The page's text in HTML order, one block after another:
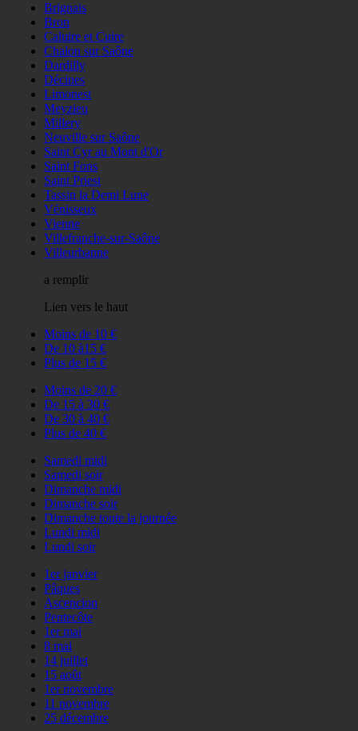
Brignais
Bron
Caluire et Cuire
Chalon sur Saône
Dardilly
Décines
Limonest
Meyzieu
Millery
Neuville sur Saône
Saint Cyr au Mont d'Or
Saint Fons
Saint Priest
Tassin la Demi Lune
Vénisseux
Vienne
Villefranche-sur-Saône
Villeurbanne
a remplir
Lien vers le haut
Moins de 10 €
De 10 à15 €
Plus de 15 €
Moins de 20 €
De 15 à 30 €
De 30 à 40 €
Plus de 40 €
Samedi midi
Samedi soir
Dimanche midi
Dimanche soir
Dimanche toute la journée
Lundi midi
Lundi soir
1er janvier
Pâques
Ascencion
Pentecôte
1er mai
8 mai
14 juillet
15 août
1er novembre
11 novembre
25 décembre